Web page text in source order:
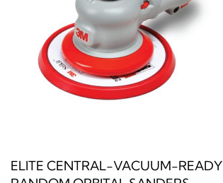
ELITE CENTRAL-VACUUM-READY